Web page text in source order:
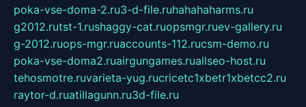
poka-vse-doma-2.ru3-d-file.ruhahahaharms.ru
g2012.rutst-1.rushaggy-cat.ruopsmgr.ruev-gallery.ru
g-2012.ruops-mgr.ruaccounts-112.rucsm-demo.ru
poka-vse-doma2.ruairgungames.ruallseo-host.ru
tehosmotre.ruvarieta-yug.rucricetc1xbetr1xbetcc2.ru
raytor-d.ruatillagunn.ru3d-file.ru